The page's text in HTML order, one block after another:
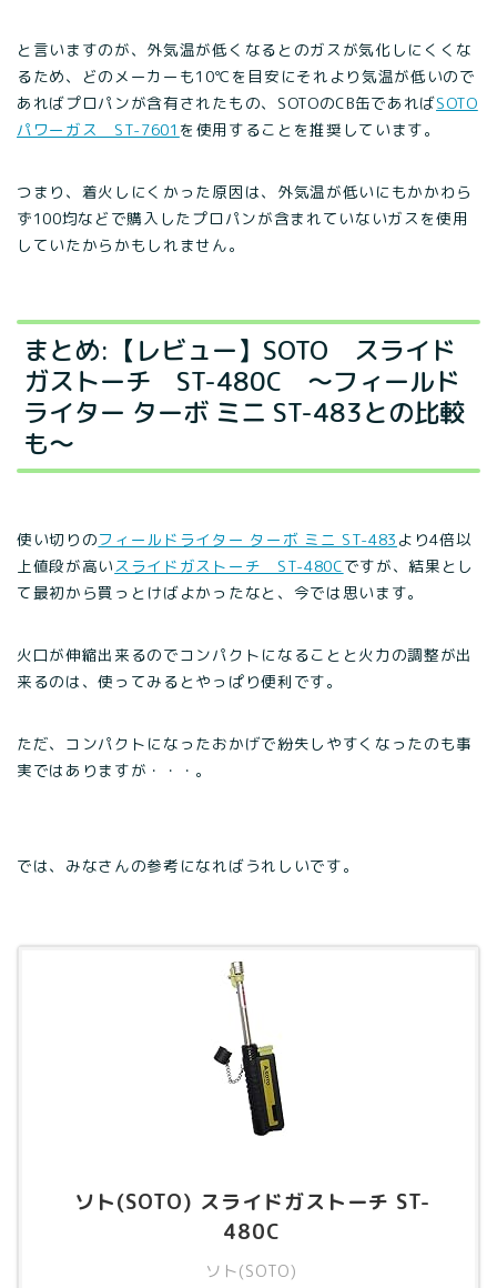
と言いますのが、外気温が低くなるとのガスが気化しにくくな
るため、どのメーカーも10℃を目安にそれより気温が低いので
あればプロパンが含有されたもの、SOTOのCB缶であればSOTO
パワーガス ST-7601 を使用することを推奨しています。
つまり、着火しにくかった原因は、外気温が低いにもかかわら
ず100均などで購入したプロパンが含まれていないガスを使用
していたからかもしれません。
まとめ:【レビュー】SOTO スライド
ガストーチ ST-480C ～フィールド
ライター ターボ ミニ ST-483との比較
も～
使い切りのフィールドライター ターボ ミニ ST-483 より4倍以
上値段が高いスライドガストーチ ST-480Cですが、結果とし
て最初から買っとけばよかったなと、今では思います。
火口が伸縮出来るのでコンパクトになることと火力の調整が出
来るのは、使ってみるとやっぱり便利です。
ただ、コンパクトになったおかげで紛失しやすくなったのも事
実ではありますが・・・。
では、みなさんの参考になればうれしいです。
ソト(SOTO) スライドガストーチ ST-
480C
ソト(SOTO)